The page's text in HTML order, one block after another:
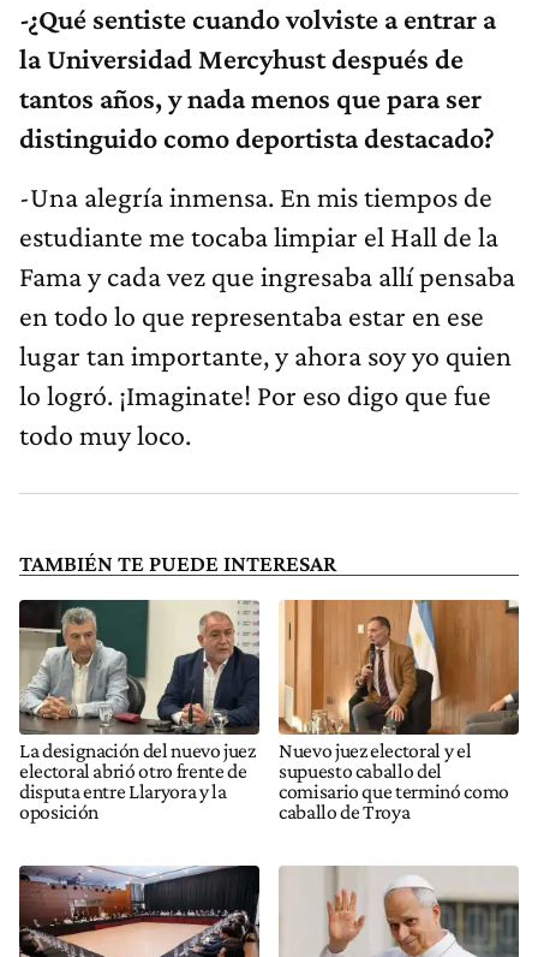
-¿Qué sentiste cuando volviste a entrar a
la Universidad Mercyhust después de
tantos años, y nada menos que para ser
distinguido como deportista destacado?
-Una alegría inmensa. En mis tiempos de
estudiante me tocaba limpiar el Hall de la
Fama y cada vez que ingresaba allí pensaba
en todo lo que representaba estar en ese
lugar tan importante, y ahora soy yo quien
lo logró. ¡Imaginate! Por eso digo que fue
todo muy loco.
TAMBIÉN TE PUEDE INTERESAR
La designación del nuevo juez
electoral abrió otro frente de
disputa entre Llaryora y la
oposición
Nuevo juez electoral y el
supuesto caballo del
comisario que terminó como
caballo de Troya